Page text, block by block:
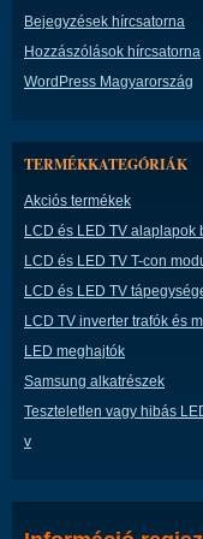
Bejegyzések hírcsatorna
Hozzászólások hírcsatorna
WordPress Magyarország
TERMÉKKATEGÓRIÁK
Akciós termékek
LCD és LED TV alaplapok
LCD és LED TV T-con
LCD és LED TV
LCD TV inverter trafók és
LED meghajtók
Samsung alkatrészek
Teszteletlen vagy hibás
v